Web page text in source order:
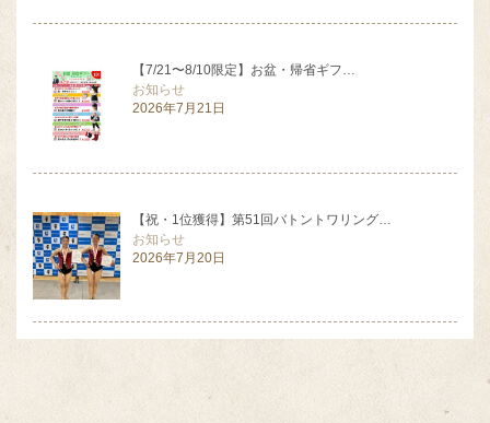
【7/21〜8/10限定】お盆・帰省ギフ…
お知らせ
2026年7月21日
【祝・1位獲得】第51回バトントワリング…
お知らせ
2026年7月20日